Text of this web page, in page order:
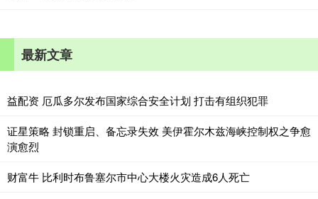
最新文章
益配资 厄瓜多尔发布国家综合安全计划 打击有组织犯罪
证星策略 封锁重启、备忘录失效 美伊霍尔木兹海峡控制权之争愈
演愈烈
财富牛 比利时布鲁塞尔市中心大楼火灾造成6人死亡